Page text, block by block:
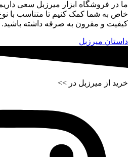
ما در فروشگاه ابزار میرزبل سعی
خاص به شما کمک کنیم تا متناسب با نوع
کیفیت و مقرون به صرفه داشته باشید.
داستان میرزبل
خرید از میرزبل در >>